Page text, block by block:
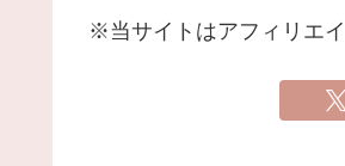
※当サイトはアフィリエ